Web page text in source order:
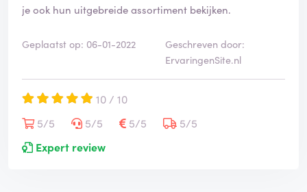
je ook hun uitgebreide assortiment bekijken.
Geplaatst op: 06-01-2022
Geschreven door:
ErvaringenSite.nl
10 / 10
5/5
5/5 5/5
5/5
Expert review